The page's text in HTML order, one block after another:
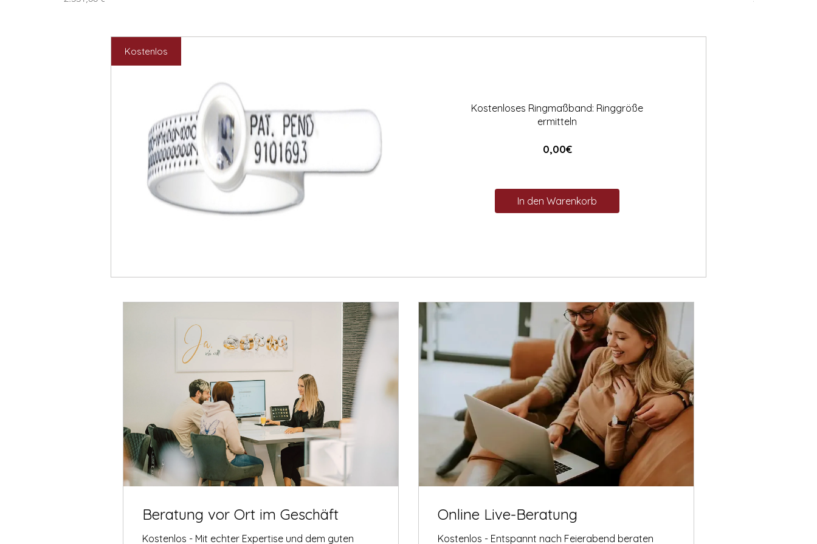
Kostenlos
Kostenloses Ringmaßband: Ringgröße
ermitteln
0,00€Preis
In den Warenkorb
Beratung vor Ort im Geschäft
Kostenlos - Mit echter Expertise und dem guten
Online Live-Beratung
Kostenlos - Entspannt nach Feierabend beraten